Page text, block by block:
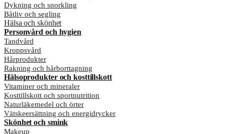
Dykning och snorkling
Båtliv och segling
Hälsa och skönhet
Personvård och hygien
Tandvård
Kroppsvård
Hårprodukter
Rakning och hårborttagning
Hälsoprodukter och kosttillskott
Vitaminer och mineraler
Kosttillskott och sportnutrition
Naturläkemedel och örter
Vätskeersättning och energidrycker
Skönhet och smink
Makeup